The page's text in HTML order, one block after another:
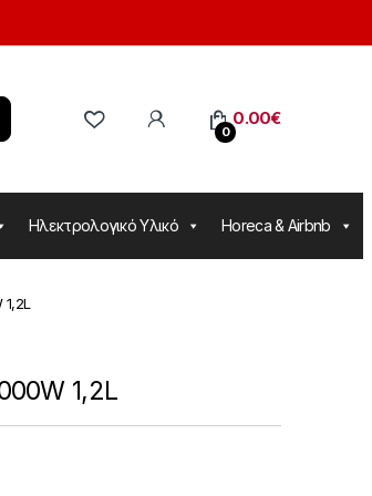
0
0.00€
Ηλεκτρολογικό Υλικό Horeca & Airbnb
1,2L